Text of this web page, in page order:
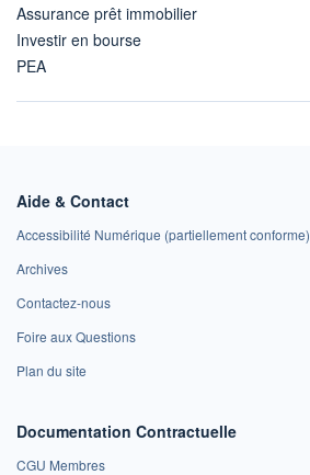
Assurance prêt immobilier
Investir en bourse
PEA
Aide & Contact
Accessibilité Numérique (partiellement conforme)
Archives
Contactez-nous
Foire aux Questions
Plan du site
Documentation Contractuelle
CGU Membres